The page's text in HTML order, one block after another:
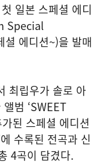
일본 스페셜 에디
Special
에디션~)을 발매
최립우가 솔로 아
범 ‘SWEET
된 스페셜 에디션
수록된 전곡과 신
4곡이 담겼다.